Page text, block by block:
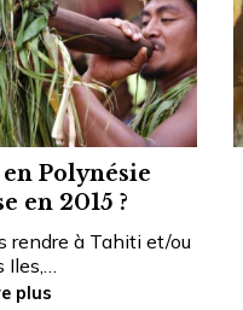
Polynésie
en 2015 ?
rendre à Tahiti et/ou
Iles,…
plus